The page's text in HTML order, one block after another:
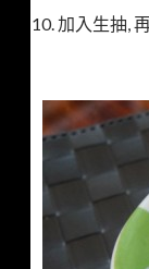
10. 加入生抽,